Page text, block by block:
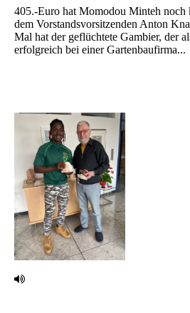
‎405.-Euro hat Momodou Minteh noch
dem Vorstandsvorsitzenden Anton
Mal hat der geflüchtete Gambier, der
erfolgreich bei einer ‎Gartenbaufirma...